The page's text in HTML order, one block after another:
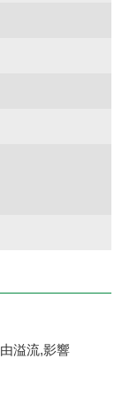
溢流,影響